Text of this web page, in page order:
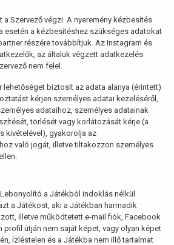
Szervező végzi. A nyeremény kézbesítés
esetén a kézbesítéshez szükséges adatokat
részére továbbítjuk. Az Instagram és
az általuk végzett adatkezelés
nem felel.
lehetőséget biztosít az adata alanya (érintett)
kérjen személyes adatai kezeléséről,
adataihoz, személyes adatainak
törlését vagy korlátozását kérje (a
kivételével), gyakorolja az
való jogát, illetve tiltakozzon személyes
a Játékból indoklás nélkül
a Játékost, aki a Játékban harmadik
illetve működtetett e-mail fiók, Facebook
profil útján nem saját képet, vagy olyan képet
ízléstelen és a Játékba nem illő tartalmat